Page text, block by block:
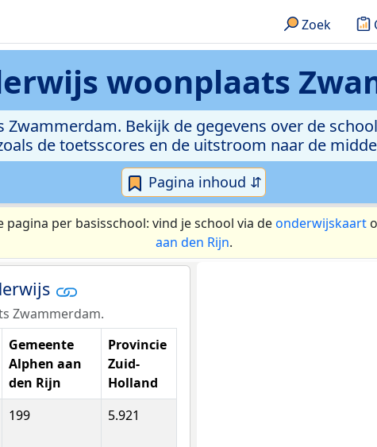
Zoek
woonplaats
Bekijk de gegevens over de
de toetsscores en de uitstroom naar de
Pagina inhoud ⇵
per basisschool: vind je school via deonderwijskaart
aan den Rijn.
Zwammerdam.
Gemeente
Alphen aan
den Rijn
Provincie
Zuid-
Holland
199 5.921